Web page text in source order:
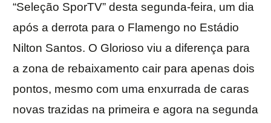
“Seleção SporTV” desta segunda-feira, um dia
após a derrota para o Flamengo no Estádio
Nilton Santos. O Glorioso viu a diferença para
a zona de rebaixamento cair para apenas dois
pontos, mesmo com uma enxurrada de caras
novas trazidas na primeira e agora na segunda